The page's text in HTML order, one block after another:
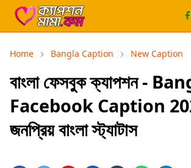
Home Bangla Caption New Caption
বাংলা ফেসবুক ক্যাপশন -
Facebook Caption
জনপ্রিয় বাংলা স্ট্যাটাস